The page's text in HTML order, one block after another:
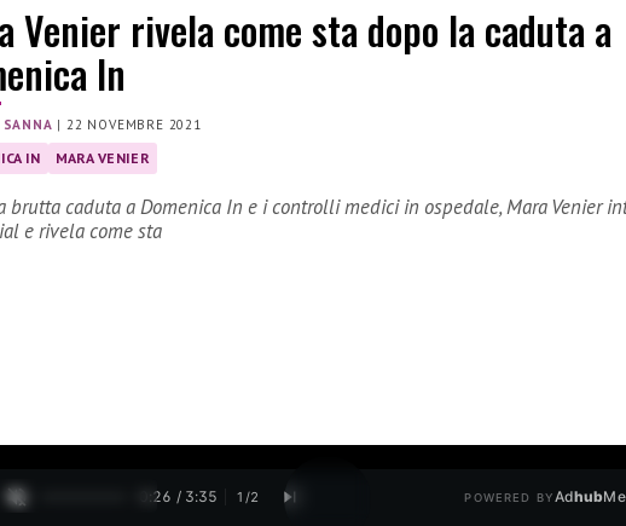
Venier rivela come sta dopo la caduta a
In
SANNA |22 NOVEMBRE 2021
IN MARA VENIER
brutta caduta a Domenica In e i controlli medici in ospedale, Mara Venier
e rivela come sta
0:27 / 3:35 1 /2 POWERED BYAdhub